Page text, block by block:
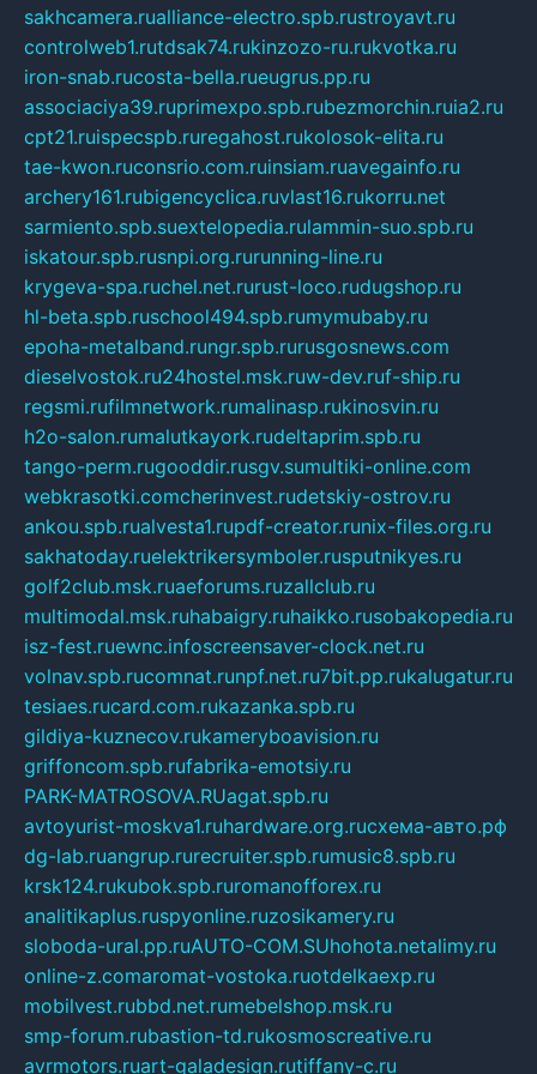
sakhcamera.rualliance-electro.spb.rustroyavt.ru
controlweb1.rutdsak74.rukinzozo-ru.rukvotka.ru
iron-snab.rucosta-bella.rueugrus.pp.ru
associaciya39.ruprimexpo.spb.rubezmorchin.ruia2.ru
cpt21.ruispecspb.ruregahost.rukolosok-elita.ru
tae-kwon.ruconsrio.com.ruinsiam.ruavegainfo.ru
archery161.rubigencyclica.ruvlast16.rukorru.net
sarmiento.spb.suextelopedia.rulammin-suo.spb.ru
iskatour.spb.rusnpi.org.rurunning-line.ru
krygeva-spa.ruchel.net.rurust-loco.rudugshop.ru
hl-beta.spb.ruschool494.spb.rumymubaby.ru
epoha-metalband.rungr.spb.rurusgosnews.com
dieselvostok.ru24hostel.msk.ruw-dev.ruf-ship.ru
regsmi.rufilmnetwork.rumalinasp.rukinosvin.ru
h2o-salon.rumalutkayork.rudeltaprim.spb.ru
tango-perm.rugooddir.rusgv.sumultiki-online.com
webkrasotki.comcherinvest.rudetskiy-ostrov.ru
ankou.spb.rualvesta1.rupdf-creator.runix-files.org.ru
sakhatoday.ruelektrikersymboler.rusputnikyes.ru
golf2club.msk.ruaeforums.ruzallclub.ru
multimodal.msk.ruhabaigry.ruhaikko.rusobakopedia.ru
isz-fest.ruewnc.infoscreensaver-clock.net.ru
volnav.spb.rucomnat.runpf.net.ru7bit.pp.rukalugatur.ru
tesiaes.rucard.com.rukazanka.spb.ru
gildiya-kuznecov.rukameryboavision.ru
griffoncom.spb.rufabrika-emotsiy.ru
PARK-MATROSOVA.RUagat.spb.ru
avtoyurist-moskva1.ruhardware.org.ruсхема-авто.рф
dg-lab.ruangrup.rurecruiter.spb.rumusic8.spb.ru
krsk124.rukubok.spb.ruromanofforex.ru
analitikaplus.ruspyonline.ruzosikamery.ru
sloboda-ural.pp.ruAUTO-COM.SUhohota.netalimy.ru
online-z.comaromat-vostoka.ruotdelkaexp.ru
mobilvest.rubbd.net.rumebelshop.msk.ru
smp-forum.rubastion-td.rukosmoscreative.ru
avrmotors.ruart-galadesign.rutiffany-c.ru